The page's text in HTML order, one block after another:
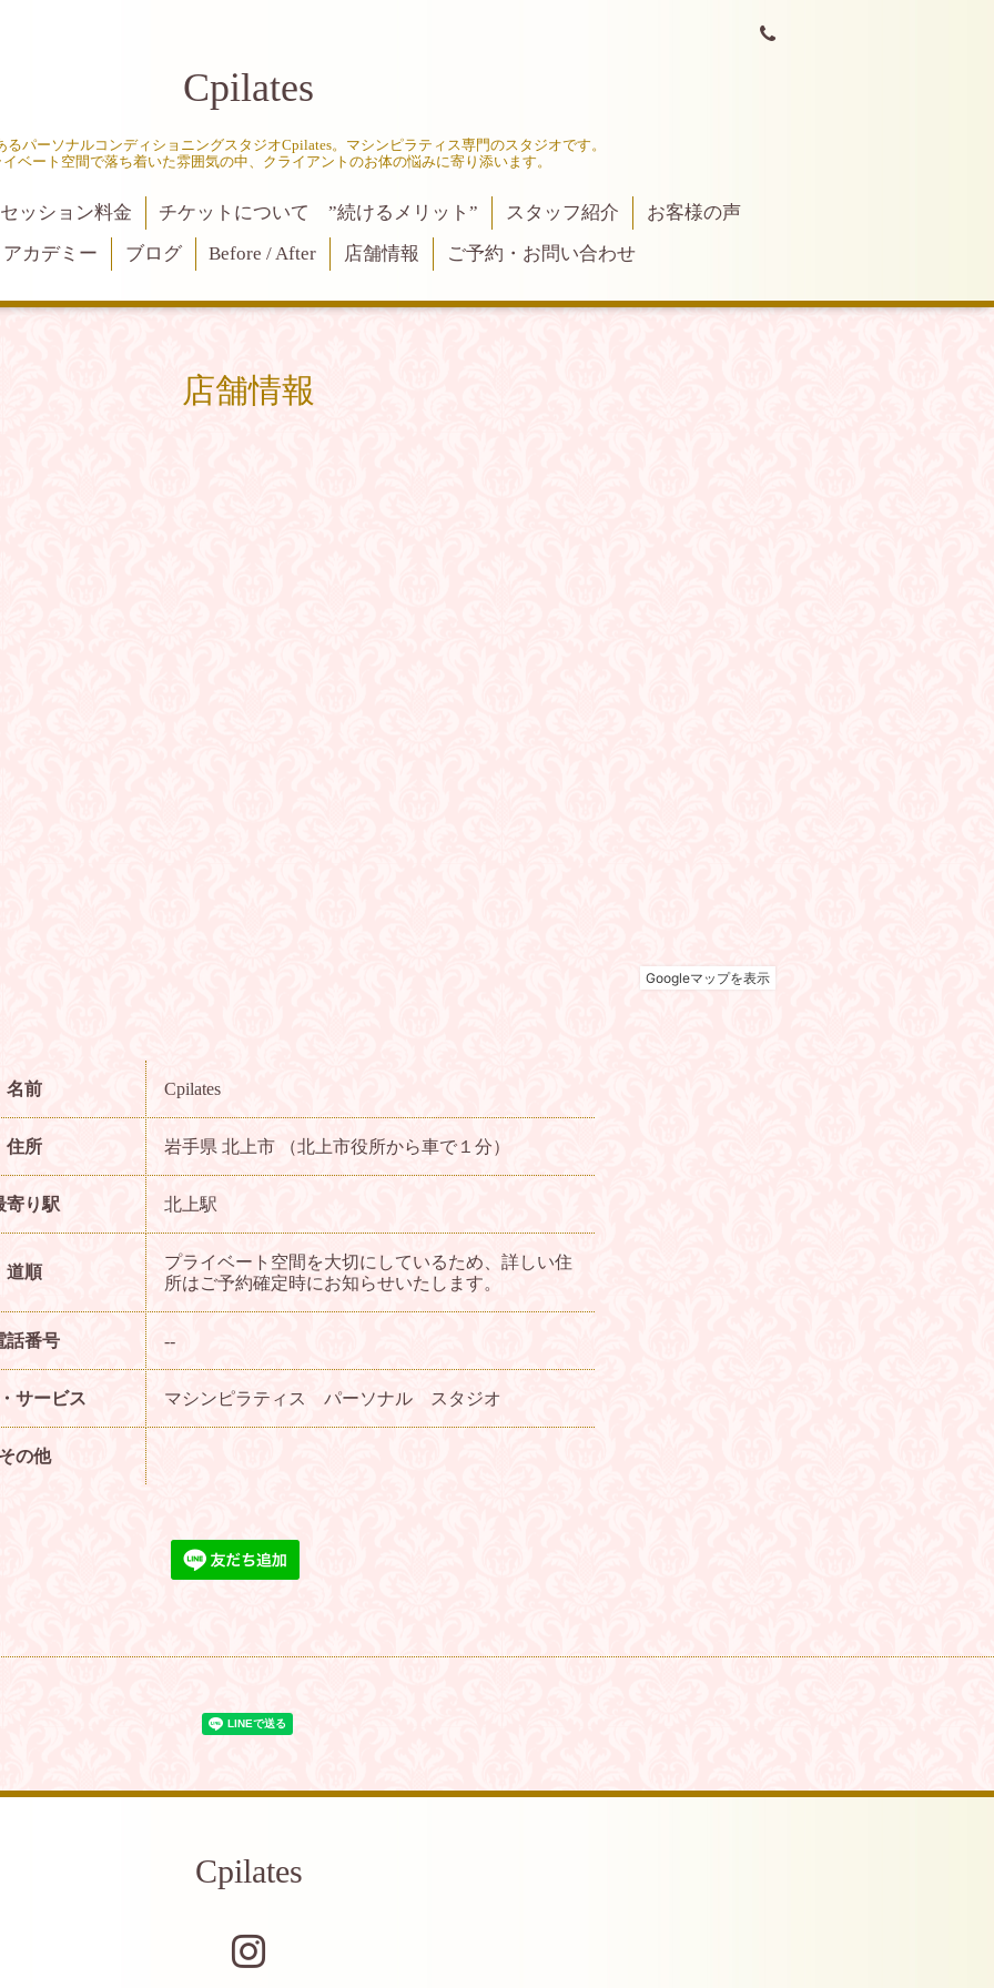
Cpilates
るパーソナルコンディショニングスタジオCpilates。マシンピラティス専門のスタジオです。
ベート空間で落ち着いた雰囲気の中、クライアントのお体の悩みに寄り添います。
セッション料金 チケットについて ”続けるメリット” スタッフ紹介
お客様の声
アカデミー
ブログ Before / After 店舗情報 ご予約・お問い合わせ
店舗情報
名前 Cpilates
住所 岩手県 北上市 （北上市役所から車で１分）
寄り駅 北上駅
道順
プライベート空間を大切にしているため、詳しい住
所はご予約確定時にお知らせいたします。
話番号 --
サービス マシンピラティス パーソナル スタジオ
の他
Cpilates